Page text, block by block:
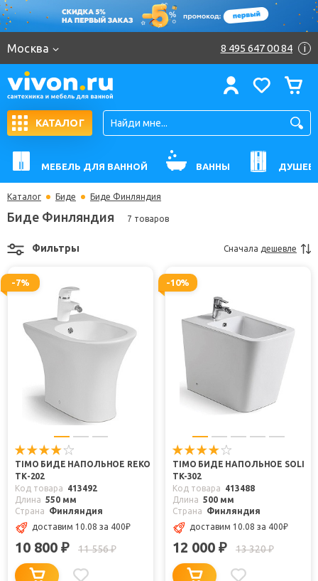
Москва 8 495 647 00 84 i
КАТАЛОГ
МЕБЕЛЬ ДЛЯ ВАННОЙ ВАННЫ
Каталог Биде Биде Финляндия
Биде Финляндия 7 товаров
Фильтры Сначала дешевле
-7%
TIMO БИДЕ НАПОЛЬНОЕ REKO
ТК-202
Код товара
413492
Длина 550 мм
Страна
Финляндия
доставим 10.08 за 400₽
10 800 ₽ 11 556₽
-10%
TIMO БИДЕ НАПОЛЬНОЕ SOLI
TK-302
Код товара
413488
Длина 500 мм
Страна
Финляндия
доставим 10.08 за 400₽
12 000 ₽ 13 320₽